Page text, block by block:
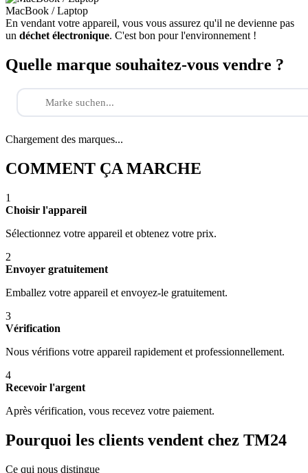
MacBook / Laptop
En vendant votre appareil, vous vous assurez qu'il ne devienne pas
un déchet électronique. C'est bon pour l'environnement !
Quelle marque souhaitez-vous vendre ?
Chargement des marques...
COMMENT ÇA MARCHE
1
Choisir l'appareil
Sélectionnez votre appareil et obtenez votre prix.
2
Envoyer gratuitement
Emballez votre appareil et envoyez-le gratuitement.
3
Vérification
Nous vérifions votre appareil rapidement et professionnellement.
4
Recevoir l'argent
Après vérification, vous recevez votre paiement.
Pourquoi les clients vendent chez TM24
Ce qui nous distingue